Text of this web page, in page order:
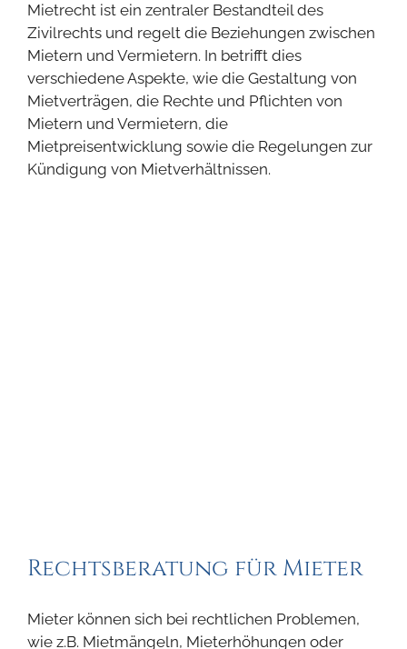
Mietrecht ist ein zentraler Bestandteil des
Zivilrechts und regelt die Beziehungen zwischen
Mietern und Vermietern. In betrifft dies
verschiedene Aspekte, wie die Gestaltung von
Mietverträgen, die Rechte und Pflichten von
Mietern und Vermietern, die
Mietpreisentwicklung sowie die Regelungen zur
Kündigung von Mietverhältnissen.
Rechtsberatung für Mieter
Mieter können sich bei rechtlichen Problemen,
wie z.B. Mietmängeln, Mieterhöhungen oder